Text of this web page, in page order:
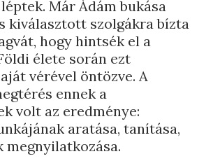
Már Ádám bukása
kiválasztott szolgákra bízta
hogy hintsék el a
élete során ezt
vérével öntözve. A
ennek a
volt az eredménye:
aratása, tanítása,
megnyilatkozása.